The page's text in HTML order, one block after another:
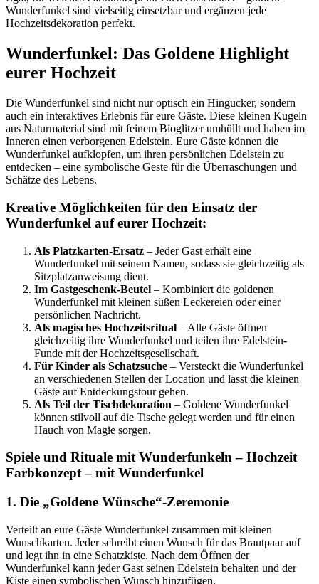
Wunderfunkel sind vielseitig einsetzbar und ergänzen jede
Hochzeitsdekoration perfekt.
Wunderfunkel: Das Goldene Highlight
eurer Hochzeit
Die Wunderfunkel sind nicht nur optisch ein Hingucker, sondern
auch ein interaktives Erlebnis für eure Gäste. Diese kleinen Kugeln
aus Naturmaterial sind mit feinem Bioglitzer umhüllt und haben im
Inneren einen verborgenen Edelstein. Eure Gäste können die
Wunderfunkel aufklopfen, um ihren persönlichen Edelstein zu
entdecken – eine symbolische Geste für die Überraschungen und
Schätze des Lebens.
Kreative Möglichkeiten für den Einsatz der
Wunderfunkel auf eurer Hochzeit:
Als Platzkarten-Ersatz – Jeder Gast erhält eine
Wunderfunkel mit seinem Namen, sodass sie gleichzeitig als
Sitzplatzanweisung dient.
Im Gastgeschenk-Beutel – Kombiniert die goldenen
Wunderfunkel mit kleinen süßen Leckereien oder einer
persönlichen Nachricht.
Als magisches Hochzeitsritual – Alle Gäste öffnen
gleichzeitig ihre Wunderfunkel und teilen ihre Edelstein-
Funde mit der Hochzeitsgesellschaft.
Für Kinder als Schatzsuche – Versteckt die Wunderfunkel
an verschiedenen Stellen der Location und lasst die kleinen
Gäste auf Entdeckungstour gehen.
Als Teil der Tischdekoration – Goldene Wunderfunkel
können stilvoll auf die Tische gelegt werden und für einen
Hauch von Magie sorgen.
Spiele und Rituale mit Wunderfunkeln – Hochzeit
Farbkonzept – mit Wunderfunkel
1. Die „Goldene Wünsche“-Zeremonie
Verteilt an eure Gäste Wunderfunkel zusammen mit kleinen
Wunschkarten. Jeder schreibt einen Wunsch für das Brautpaar auf
und legt ihn in eine Schatzkiste. Nach dem Öffnen der
Wunderfunkel kann jeder Gast seinen Edelstein behalten und der
Kiste einen symbolischen Wunsch hinzufügen.